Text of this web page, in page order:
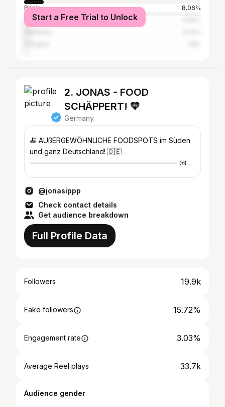
Berlin
8.06%
Regensburg
Start a Free Trial to Unlock
2. JONAS - FOOD
SCHÄPPERT! 💛
Germany
🍝 AUßERGEWÖHNLICHE FOODSPOTS im Süden
und ganz Deutschland! 🇩🇪
————————————————————— 📧
@jonasippp
Check contact details
Get audience breakdown
Full Profile Data
Followers 19.9k
Fake followers 15.72%
Engagement rate 3.03%
Average Reel plays 33.7k
Audience gender